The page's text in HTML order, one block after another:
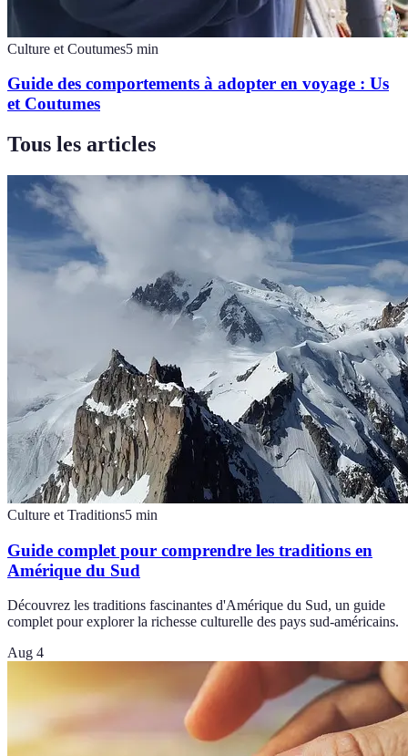
Culture et Coutumes5 min
Guide des comportements à adopter en voyage : Us
et Coutumes
Tous les articles
Culture et Traditions5 min
Guide complet pour comprendre les traditions en
Amérique du Sud
Découvrez les traditions fascinantes d'Amérique du Sud, un guide
complet pour explorer la richesse culturelle des pays sud-américains.
Aug 4